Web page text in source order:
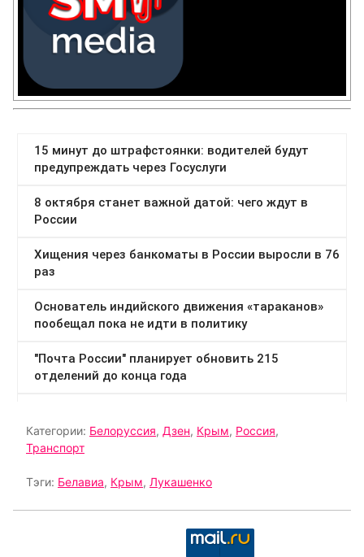
Категории: Белоруссия, Дзен, Крым, Россия,
Транспорт
Тэги: Белавиа, Крым, Лукашенко